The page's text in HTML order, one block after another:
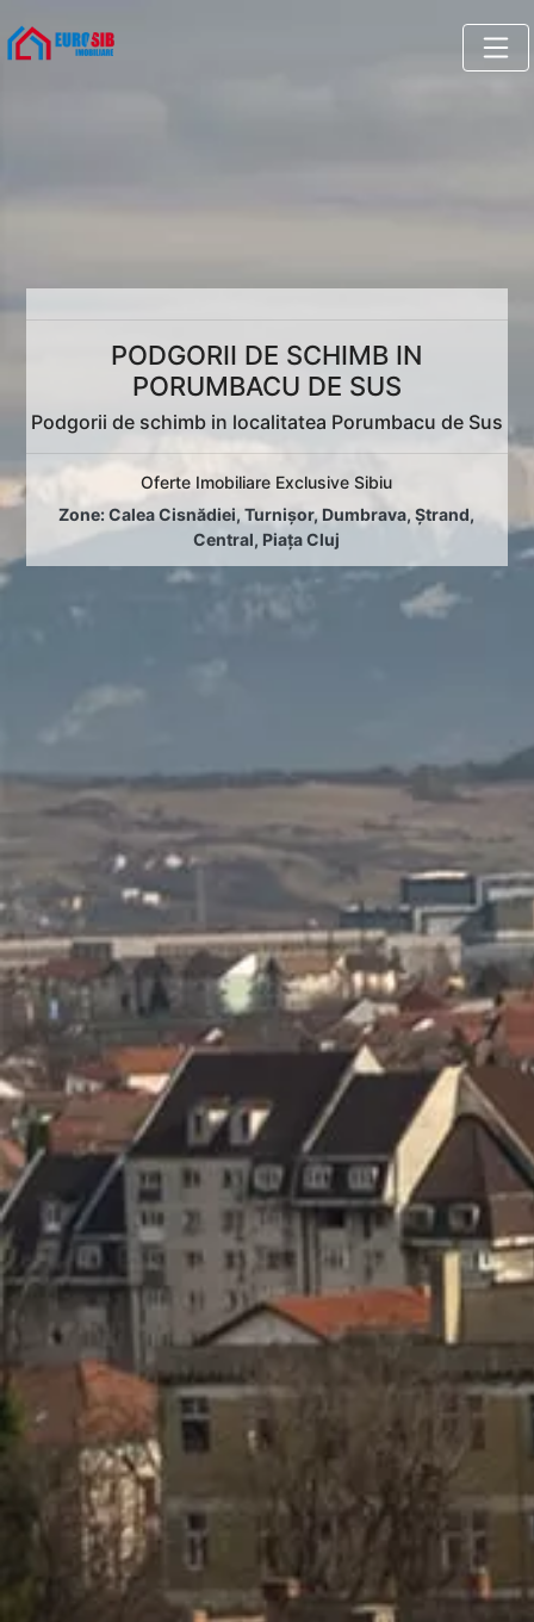
PODGORII DE SCHIMB IN
PORUMBACU DE SUS
Podgorii de schimb in localitatea Porumbacu de Sus
Oferte Imobiliare Exclusive Sibiu
Zone:Calea Cisnădiei,Turnișor,Dumbrava,Ștrand,
Central, Piața Cluj